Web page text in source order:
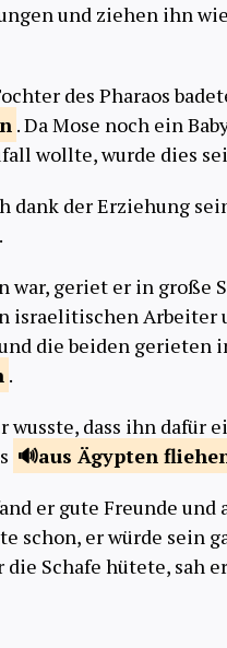
und ziehen ihn
des Pharaos
. Da Mose noch ein
wollte, wurde dies
dank der Erziehung
war, geriet er in große
israelitischen Arbeiter
die beiden gerieten
.
wusste, dass ihn dafür
aus Ägypten
er gute Freunde und
schon, er würde sein
die Schafe hütete, sah